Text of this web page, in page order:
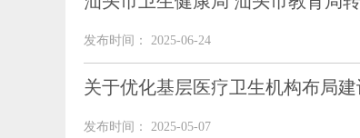
发布时间： 2025-06-24
关于优化基层医疗卫生机构布局
发布时间： 2025-05-07